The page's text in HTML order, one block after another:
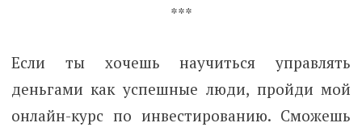
***
Если ты хочешь научиться управлять
деньгами как успешные люди, пройди мой
онлайн-курс по инвестированию. Сможешь